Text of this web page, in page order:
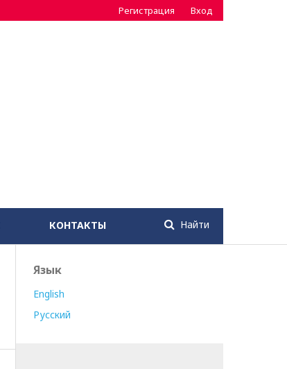
КОНТАКТЫ Найти
Регистрация Вход
Язык
English
Русский